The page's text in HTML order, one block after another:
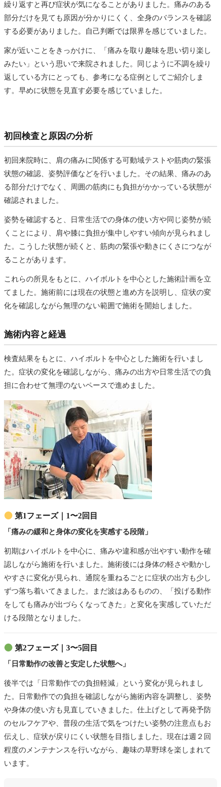
繰り返すと再び症状が気になることがありました。痛みのある
部分だけを見ても原因が分かりにくく、全身のバランスを確認
する必要がありました。自己判断では限界を感じていました。
家が近いことをきっかけに、「痛みを取り趣味を思い切り楽し
みたい」という思いで来院されました。同じように不調を繰り
返している方にとっても、参考になる症例としてご紹介しま
す。早めに状態を見直す必要を感じていました。
初回検査と原因の分析
初回来院時に、肩の痛みに関係する可動域テストや筋肉の緊張
状態の確認、姿勢評価などを行いました。その結果、痛みのあ
る部分だけでなく、周囲の筋肉にも負担がかかっている状態が
確認されました。
姿勢を確認すると、日常生活での身体の使い方や同じ姿勢が続
くことにより、肩や膝に負担が集中しやすい傾向が見られまし
た。こうした状態が続くと、筋肉の緊張や動きにくさにつなが
ることがあります。
これらの所見をもとに、ハイボルトを中心とした施術計画を立
てました。施術前には現在の状態と進め方を説明し、症状の変
化を確認しながら無理のない範囲で施術を開始しました。
施術内容と経過
検査結果をもとに、ハイボルトを中心とした施術を行いまし
た。症状の変化を確認しながら、痛みの出方や日常生活での負
担に合わせて無理のないペースで進めました。
第1フェーズ｜1〜2回目
「痛みの緩和と身体の変化を実感する段階」
初期はハイボルトを中心に、痛みや違和感が出やすい動作を確
認しながら施術を行いました。施術後には身体の軽さや動かし
やすさに変化が見られ、通院を重ねるごとに症状の出方も少し
ずつ落ち着いてきました。まだ波はあるものの、「投げる動作
をしても痛みが出づらくなってきた」と変化を実感していただ
ける段階となりました。
第2フェーズ｜3〜5回目
「日常動作の改善と安定した状態へ」
後半では「日常動作での負担軽減」という変化が見られまし
た。日常動作での負担を確認しながら施術内容を調整し、姿勢
や身体の使い方も見直していきました。仕上げとして再発予防
のセルフケアや、普段の生活で気をつけたい姿勢の注意点もお
伝えし、症状が戻りにくい状態を目指しました。現在は週２回
程度のメンテナンスを行いながら、趣味の草野球を楽しまれて
います。